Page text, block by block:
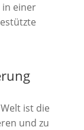
in einer
ist die
und zu